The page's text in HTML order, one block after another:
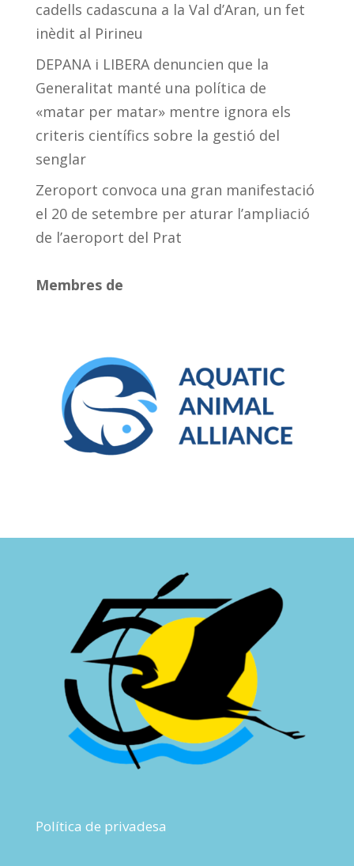
cadells cadascuna a la Val d’Aran, un fet
inèdit al Pirineu
DEPANA i LIBERA denuncien que la
Generalitat manté una política de
«matar per matar» mentre ignora els
criteris científics sobre la gestió del
senglar
Zeroport convoca una gran manifestació
el 20 de setembre per aturar l’ampliació
de l’aeroport del Prat
Membres de
Política de privadesa